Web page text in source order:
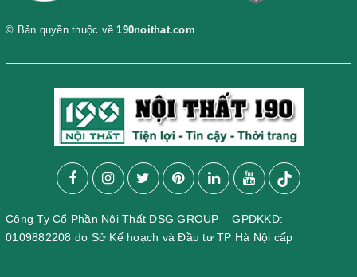
© Bản quyền thuộc về 190noithat.com
Công Ty Cổ Phần Nội Thất DSG GROUP – GPDKKD:
0109882208 do Sở Kế hoạch và Đầu tư TP Hà Nội cấp